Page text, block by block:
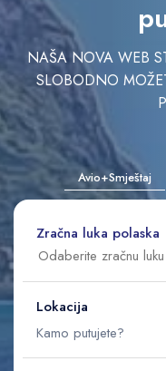
NAŠA NOVA WEB
SLOBODNO
Avio+Smještaj
Zračna luka polaska
Lokacija